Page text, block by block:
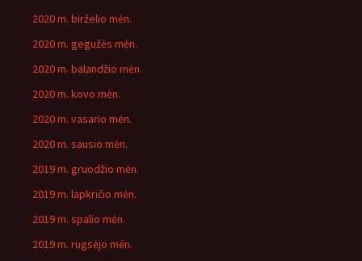
2020 m. birželio mėn.
2020 m. gegužės mėn.
2020 m. balandžio mėn.
2020 m. kovo mėn.
2020 m. vasario mėn.
2020 m. sausio mėn.
2019 m. gruodžio mėn.
2019 m. lapkričio mėn.
2019 m. spalio mėn.
2019 m. rugsėjo mėn.